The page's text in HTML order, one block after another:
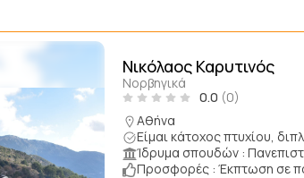
Νικόλαος Καρυτινός
Νορβηγικά
0.0 (0)
Αθήνα
Είμαι κάτοχος πτυχίου,
Ίδρυμα σπουδών :
Προσφορές : Έκπτωση σε